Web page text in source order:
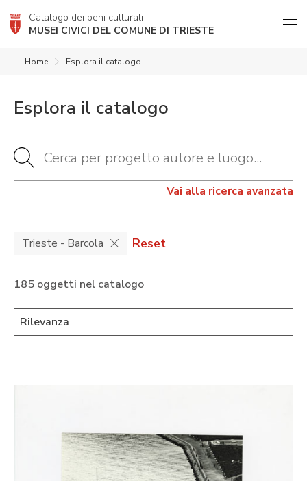
Catalogo dei beni culturali
MUSEI CIVICI DEL COMUNE DI TRIESTE
Home Esplora il catalogo
Esplora il catalogo
Vai alla ricerca avanzata
Trieste - Barcola Reset
185 oggetti nel catalogo